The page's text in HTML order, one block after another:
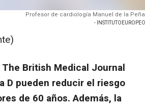
Profesor de cardiología Manuel de la
-
British Medical Journal
D pueden reducir el riesgo
de 60 años. Además, la